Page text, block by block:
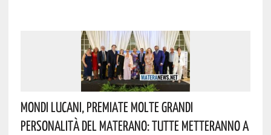
Mondi Lucani, Premiate Molte Grandi
Personalità Del Materano: Tutte Metteranno A